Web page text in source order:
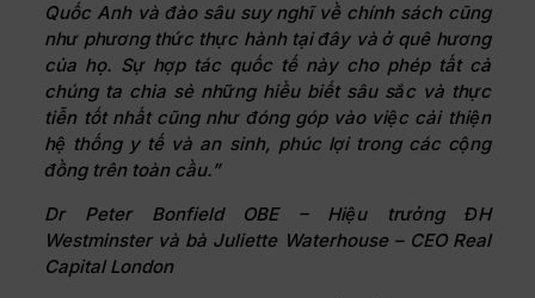
Quốc Anh và đào sâu suy nghĩ về chính sách cũng
như phương thức thực hành tại đây và ở quê hương
của họ. Sự hợp tác quốc tế này cho phép tất cả
chúng ta chia sẻ những hiểu biết sâu sắc và thực
tiễn tốt nhất cũng như đóng góp vào việc cải thiện
hệ thống y tế và an sinh, phúc lợi trong các cộng
đồng trên toàn cầu.”
Dr Peter Bonfield OBE – Hiệu trưởng ĐH
Westminster và bà Juliette Waterhouse – CEO Real
Capital London